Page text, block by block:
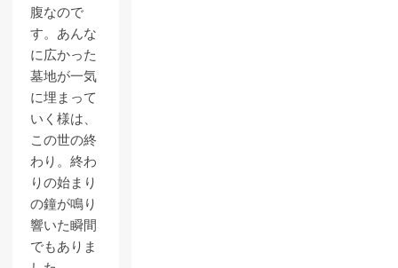
腹なので
す。あんな
に広かった
墓地が一気
に埋まって
いく様は、
この世の終
わり。終わ
りの始まり
の鐘が鳴り
響いた瞬間
でもありま